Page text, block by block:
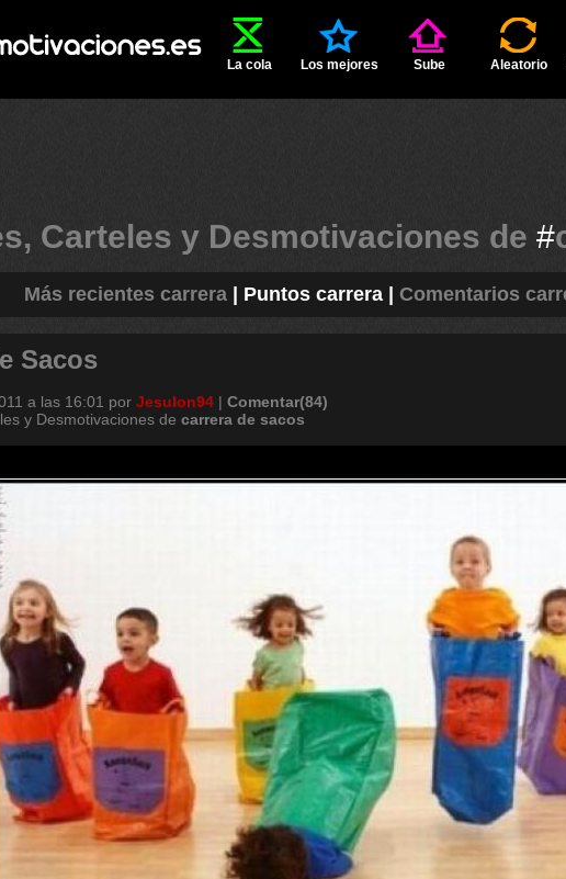
La cola Los mejores Sube Aleatorio
Carteles y Desmotivaciones de #
Más recientes carrera Puntos carrera Comentarios
Sacos
a las 16:01 por Jesulon94 | Comentar(84)
y Desmotivaciones de carrera de sacos